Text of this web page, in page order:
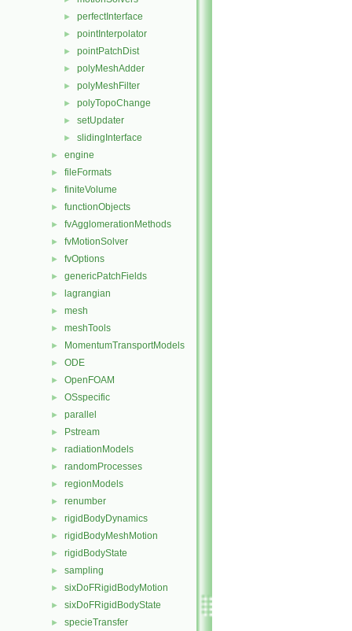
► perfectInterface
► pointInterpolator
► pointPatchDist
► polyMeshAdder
► polyMeshFilter
► polyTopoChange
► setUpdater
► slidingInterface
► engine
► fileFormats
► finiteVolume
► functionObjects
► fvAgglomerationMethods
► fvMotionSolver
► fvOptions
► genericPatchFields
► lagrangian
► mesh
► meshTools
► MomentumTransportModels
► ODE
► OpenFOAM
► OSspecific
► parallel
► Pstream
► radiationModels
► randomProcesses
► regionModels
► renumber
► rigidBodyDynamics
► rigidBodyMeshMotion
► rigidBodyState
► sampling
► sixDoFRigidBodyMotion
► sixDoFRigidBodyState
► specieTransfer